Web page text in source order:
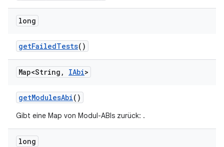
long
getFailedTests()
Map<String , IAbi>
getModulesAbi()
Gibt eine Map von Modul-ABIs zurück: .
long